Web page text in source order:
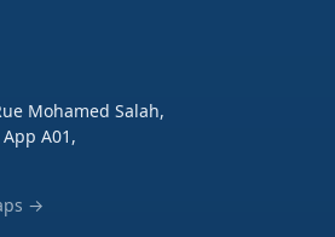
Mohamed Salah,
A01,
→